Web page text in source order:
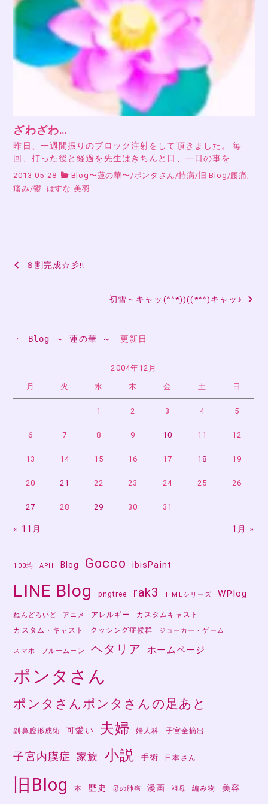
ざわざわ…
昨日、一週間振りのブロック注射をして頂きました。 毎
回、打った後と経過を先生はきちんと日、一日の事を…
2013-05-28 Blog〜蓮の華〜 /ポンタさん /持病 /旧 Blog /腰痛,
痛み/鬱 はすな 美羽
投
８割完成☆彡!!
初雪～キャッ(^^*))((*^^)キャッ♪
・ Blog ～ 蓮の華 ～ 更新日
2004年12月
月 火 水 木 金 土 日
1 2 3 4 5
6 7 8 9 10 11 12
13 14 15 16 17 18 19
20 21 22 23 24 25 26
27 28 29 30 31
« 11月 1月 »
100均 APH Blog Gocco ibisPaint
LINE Blog pngtree rak3 TIMEシリーズ WPlog
ねんどろいど アニメ アレルギー
カスタムキャスト
カスタム・キャスト
クッシング症候群 ジョーカー・ゲーム
スマホ ブルームーン ヘタリア ホームページ
ポンタさん
ポンタさんポンタさんの足あと
副鼻腔形成術 可愛い 夫婦 婦人科 子宮全摘出
子宮内膜症 家族 小説 手術 日本さん
旧Blog 本 歴史 母の肺癌 漫画 祖母 編み物 美容